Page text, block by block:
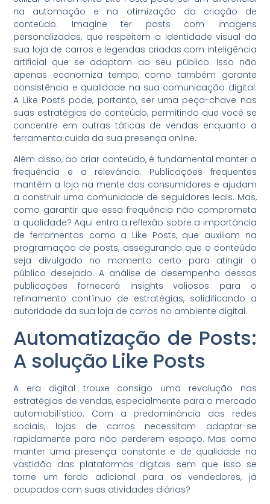
na automação e na otimização da criação de
conteúdo. Imagine ter posts com imagens
personalizadas, que respeitem a identidade visual da
sua loja de carros e legendas criadas com inteligência
artificial que se adaptam ao seu público. Isso não
apenas economiza tempo, como também garante
consistência e qualidade na sua comunicação digital.
A Like Posts pode, portanto, ser uma peça-chave nas
suas estratégias de conteúdo, permitindo que você se
concentre em outras táticas de vendas enquanto a
ferramenta cuida da sua presença online.
Além disso, ao criar conteúdo, é fundamental manter a
frequência e a relevância. Publicações frequentes
mantêm a loja na mente dos consumidores e ajudam
a construir uma comunidade de seguidores leais. Mas,
como garantir que essa frequência não comprometa
a qualidade? Aqui entra a reflexão sobre a importância
de ferramentas como a Like Posts, que auxiliam na
programação de posts, assegurando que o conteúdo
seja divulgado no momento certo para atingir o
público desejado. A análise de desempenho dessas
publicações fornecerá insights valiosos para o
refinamento contínuo de estratégias, solidificando a
autoridade da sua loja de carros no ambiente digital.
Automatização de Posts:
A solução Like Posts
A era digital trouxe consigo uma revolução nas
estratégias de vendas, especialmente para o mercado
automobilístico. Com a predominância das redes
sociais, lojas de carros necessitam adaptar-se
rapidamente para não perderem espaço. Mas como
manter uma presença constante e de qualidade na
vastidão das plataformas digitais sem que isso se
torne um fardo adicional para os vendedores, já
ocupados com suas atividades diárias?